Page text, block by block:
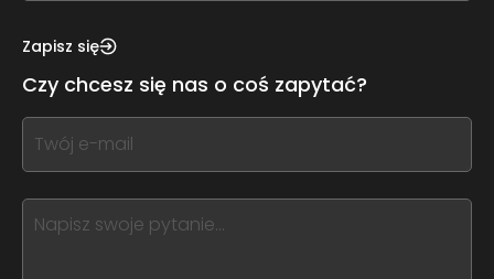
this,
this
form
field
blank
Zapisz się
Czy chcesz się nas o coś zapytać?
If
you
this,
leave